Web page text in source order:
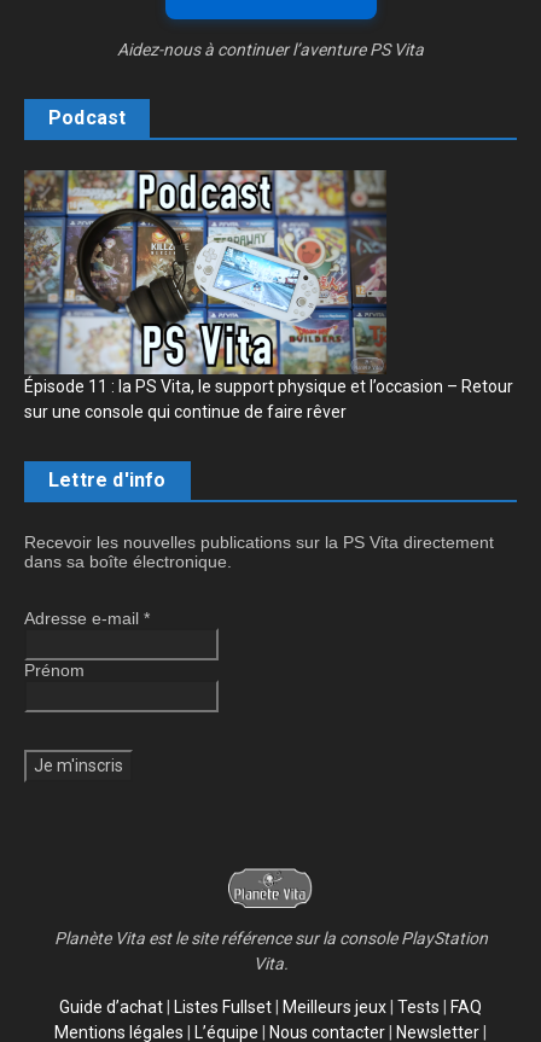
Aidez-nous à continuer l’aventure PS Vita
Podcast
Épisode 11 : la PS Vita, le support physique et l’occasion – Retour
sur une console qui continue de faire rêver
Lettre d'info
Recevoir les nouvelles publications sur la PS Vita directement
dans sa boîte électronique.
Adresse e-mail *
Prénom
Planète Vita est le site référence sur la console PlayStation
Vita.
Guide d’achat Listes Fullset Meilleurs jeux Tests
FAQ
Mentions légales
L’équipe Nous contacter Newsletter